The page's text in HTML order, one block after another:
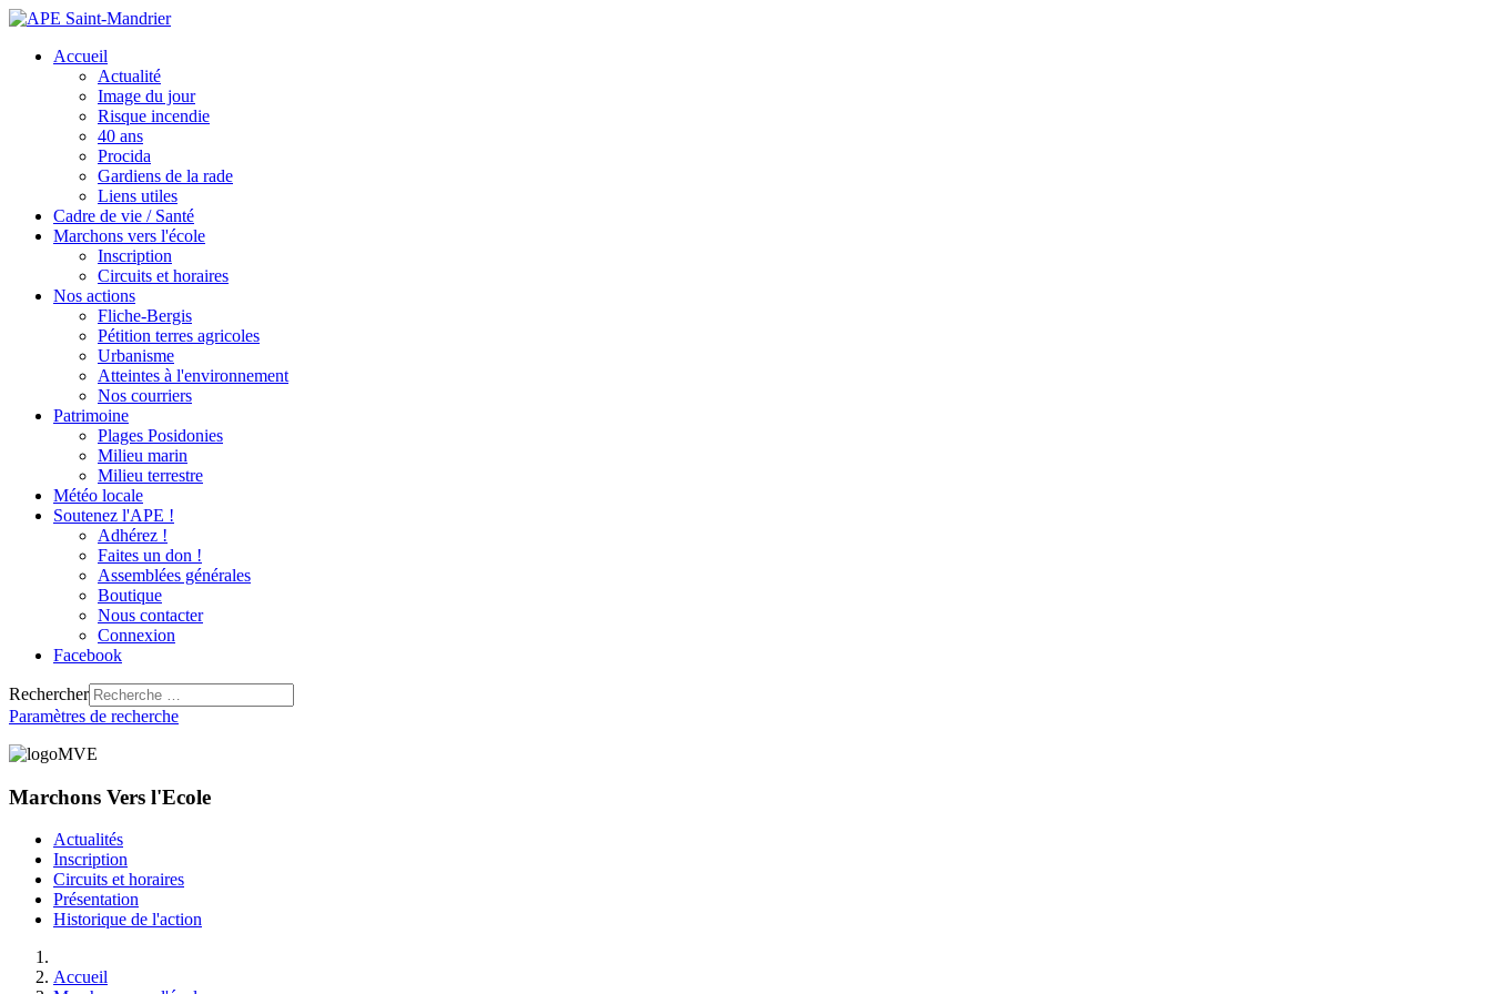
Accueil
Actualité
Image du jour
Risque incendie
40 ans
Procida
Gardiens de la rade
Liens utiles
Cadre de vie / Santé
Marchons vers l'école
Inscription
Circuits et horaires
Nos actions
Fliche-Bergis
Pétition terres agricoles
Urbanisme
Atteintes à l'environnement
Nos courriers
Patrimoine
Plages Posidonies
Milieu marin
Milieu terrestre
Météo locale
Soutenez l'APE !
Adhérez !
Faites un don !
Assemblées générales
Boutique
Nous contacter
Connexion
Facebook
Rechercher
Paramètres de recherche
Marchons Vers l'Ecole
Actualités
Inscription
Circuits et horaires
Présentation
Historique de l'action
Accueil